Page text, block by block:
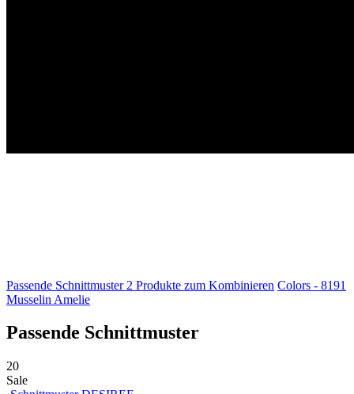
Passende Schnittmuster 2 Produkte zum Kombinieren Colors - 8191
Musselin Amelie
Passende Schnittmuster
20
Sale